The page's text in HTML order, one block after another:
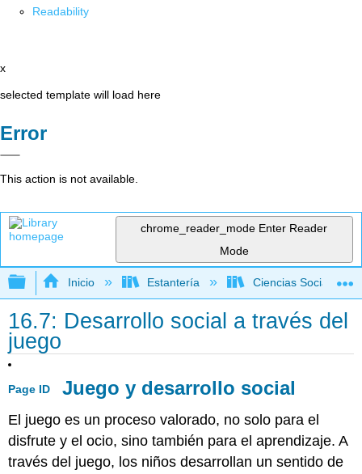
Readability
x
selected template will load here
Error
This action is not available.
chrome_reader_mode Enter Reader
Mode
Expandir/contraer jerarquía global
Inicio Estantería Ciencias Sociales
16.7: Desarrollo social a través del
juego
Page ID Juego y desarrollo social
El juego es un proceso valorado, no solo para el
disfrute y el ocio, sino también para el aprendizaje. A
través del juego, los niños desarrollan un sentido de